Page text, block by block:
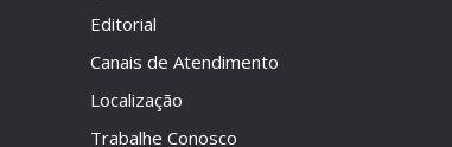
Editorial
Canais de Atendimento
Localização
Trabalhe Conosco